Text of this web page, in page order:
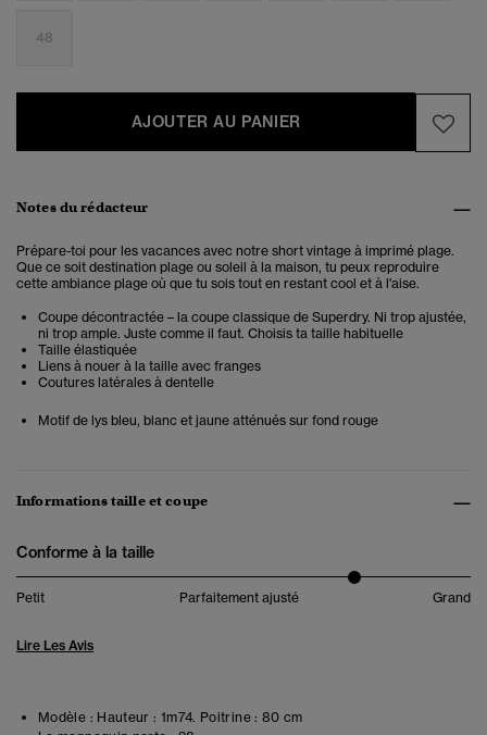
48
AJOUTER AU PANIER
Notes du rédacteur
Prépare-toi pour les vacances avec notre short vintage à imprimé plage.
Que ce soit destination plage ou soleil à la maison, tu peux reproduire
cette ambiance plage où que tu sois tout en restant cool et à l'aise.
Coupe décontractée – la coupe classique de Superdry. Ni trop ajustée,
ni trop ample. Juste comme il faut. Choisis ta taille habituelle
Taille élastiquée
Liens à nouer à la taille avec franges
Coutures latérales à dentelle
Motif de lys bleu, blanc et jaune atténués sur fond rouge
Informations taille et coupe
Conforme à la taille
Petit Parfaitement ajusté Grand
Lire Les Avis
Modèle : Hauteur : 1m74. Poitrine : 80 cm